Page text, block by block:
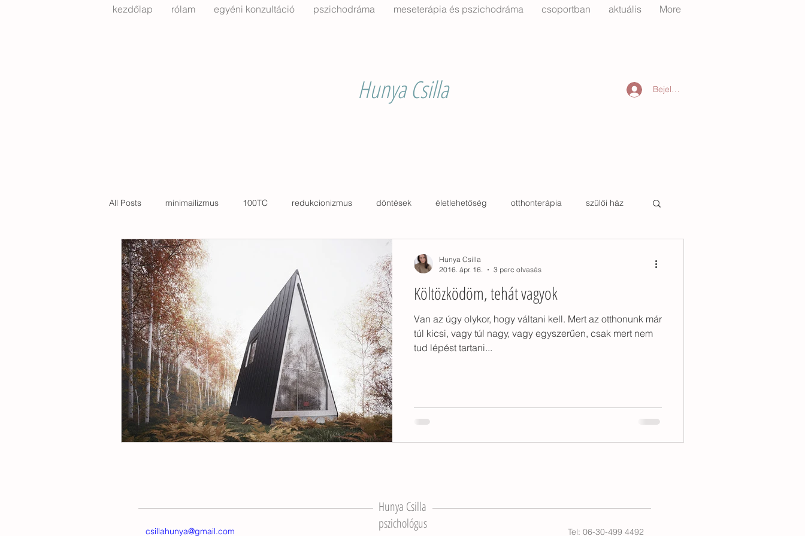
kezdőlap rólam egyéni konzultáció pszichodráma meseterápia és pszichodráma csoportban aktuális More
Hunya Csilla Bejelentkezés
All Posts minimailizmus 100TC redukcionizmus döntések életlehetőség otthonterápia szülői ház
költözés Bachelard
kirakat otthon tárgyak otthonlét gyerekkor konyhaasztal közös étkezés
étkezőasztal nyaraló szerető gyerekkori otthon környezeti tanulás
Költözködöm, tehát vagyok
Van az úgy olykor, hogy váltani kell. Mert az otthonunk már
túl kicsi, vagy túl nagy, vagy egyszerűen, csak mert nem
tud lépést tartani...
Hunya Csilla
2016. ápr. 16.
3 perc olvasás
csillahunya@gmail.com Tel: 06-30-499 4492
Hunya Csilla
pszichológus